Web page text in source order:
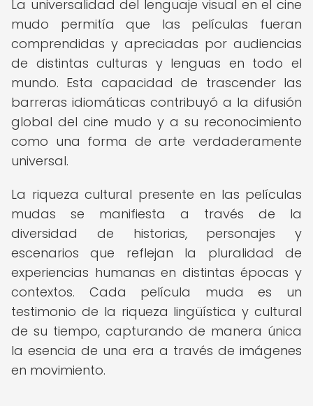
La universalidad del lenguaje visual en el cine
mudo permitía que las películas fueran
comprendidas y apreciadas por audiencias
de distintas culturas y lenguas en todo el
mundo. Esta capacidad de trascender las
barreras idiomáticas contribuyó a la difusión
global del cine mudo y a su reconocimiento
como una forma de arte verdaderamente
universal.
La riqueza cultural presente en las películas
mudas se manifiesta a través de la
diversidad de historias, personajes y
escenarios que reflejan la pluralidad de
experiencias humanas en distintas épocas y
contextos. Cada película muda es un
testimonio de la riqueza lingüística y cultural
de su tiempo, capturando de manera única
la esencia de una era a través de imágenes
en movimiento.